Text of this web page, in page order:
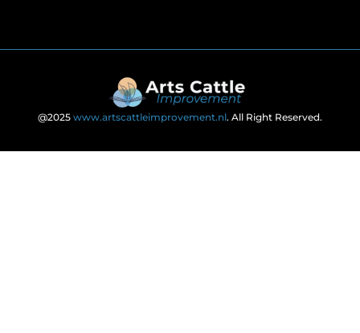
@2025 www.artscattleimprovement.nl. All Right Reserved.